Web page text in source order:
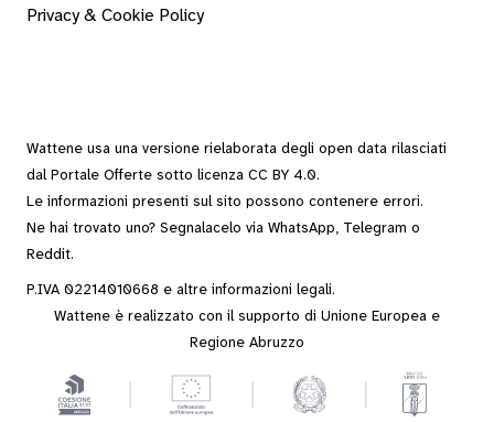
Privacy & Cookie Policy
Wattene usa una versione rielaborata degli open data rilasciati
dal Portale Offerte sotto licenza CC BY 4.0.
Le informazioni presenti sul sito possono contenere errori.
Ne hai trovato uno? Segnalacelo via WhatsApp, Telegram o
Reddit.
P.IVA 02214010668 e altre informazioni legali.
Wattene è realizzato con il supporto di Unione Europea e
Regione Abruzzo